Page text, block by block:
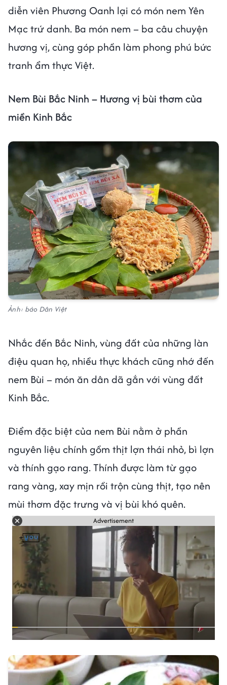
diễn viên Phương Oanh lại có món nem Yên
Mạc trứ danh. Ba món nem – ba câu chuyện
hương vị, cùng góp phần làm phong phú bức
tranh ẩm thực Việt.
Nem Bùi Bắc Ninh – Hương vị bùi thơm của
miền Kinh Bắc
Ảnh: báo Dân Việt
Nhắc đến Bắc Ninh, vùng đất của những làn
điệu quan họ, nhiều thực khách cũng nhớ đến
nem Bùi – món ăn dân dã gắn với vùng đất
Kinh Bắc.
Điểm đặc biệt của nem Bùi nằm ở phần
nguyên liệu chính gồm thịt lợn thái nhỏ, bì lợn
và thính gạo rang. Thính được làm từ gạo
rang vàng, xay mịn rồi trộn cùng thịt, tạo nên
mùi thơm đặc trưng và vị bùi khó quên.
Advertisement